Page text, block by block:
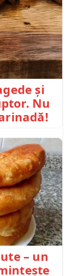
și
Nu
– un